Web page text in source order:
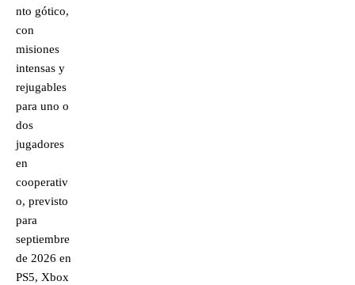
nto gótico,
con
misiones
intensas y
rejugables
para uno o
dos
jugadores
en
cooperativ
o, previsto
para
septiembre
de 2026 en
PS5, Xbox